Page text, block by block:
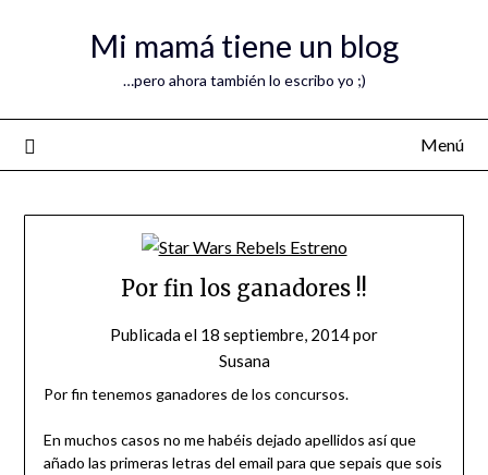
Mi mamá tiene un blog
…pero ahora también lo escribo yo ;)
Menú
Por fin los ganadores !!
Publicada el 18 septiembre, 2014por
Susana
Por fin tenemos ganadores de los concursos.
En muchos casos no me habéis dejado apellidos así que
añado las primeras letras del email para que sepais que sois